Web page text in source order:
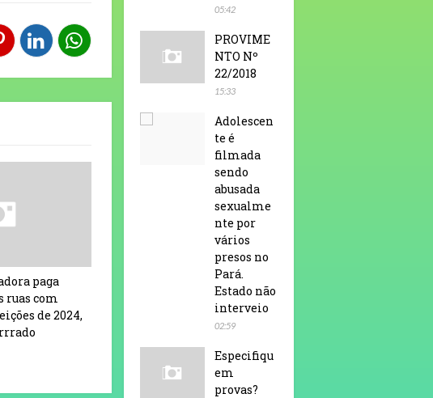
paga
ruas com
de 2024,
05:42
PROVIME
NTO Nº
22/2018
15:33
Adolescen
te é
filmada
sendo
abusada
sexualme
nte por
vários
presos no
Pará.
Estado não
interveio
02:59
Especifiqu
em
provas?